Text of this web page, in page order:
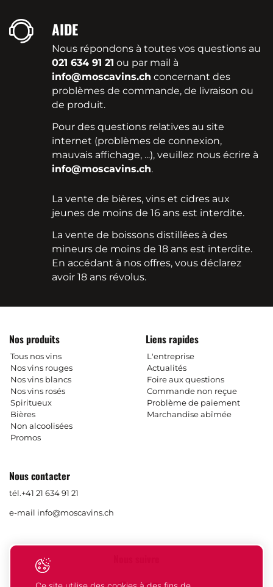
AIDE
Nous répondons à toutes vos questions au
021 634 91 21 ou par mail à
info@moscavins.ch concernant des
problèmes de commande, de livraison ou
de produit.
Pour des questions relatives au site
internet (problèmes de connexion,
mauvais affichage, ...), veuillez nous écrire à
info@moscavins.ch.
La vente de bières, vins et cidres aux
jeunes de moins de 16 ans est interdite.
La vente de boissons distillées à des
mineurs de moins de 18 ans est interdite.
En accédant à nos offres, vous déclarez
avoir 18 ans révolus.
Nos produits
Tous nos vins
Nos vins rouges
Nos vins blancs
Nos vins rosés
Spiritueux
Bières
Non alcoolisées
Promos
Liens rapides
L'entreprise
Actualités
Foire aux questions
Commande non reçue
Problème de paiement
Marchandise abîmée
Nous contacter
tél.+41 21 634 91 21
e-mail info@moscavins.ch